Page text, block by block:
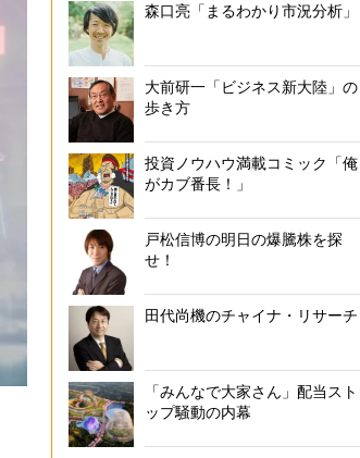
森口亮「まるわかり市況分析」
大前研一「ビジネス新大陸」の
歩き方
投資ノウハウ満載コミック「俺
がカブ番長！」
戸松信博の明日の爆騰株を探
せ！
田代尚機のチャイナ・リサーチ
「みんなで大家さん」配当スト
ップ騒動の内幕